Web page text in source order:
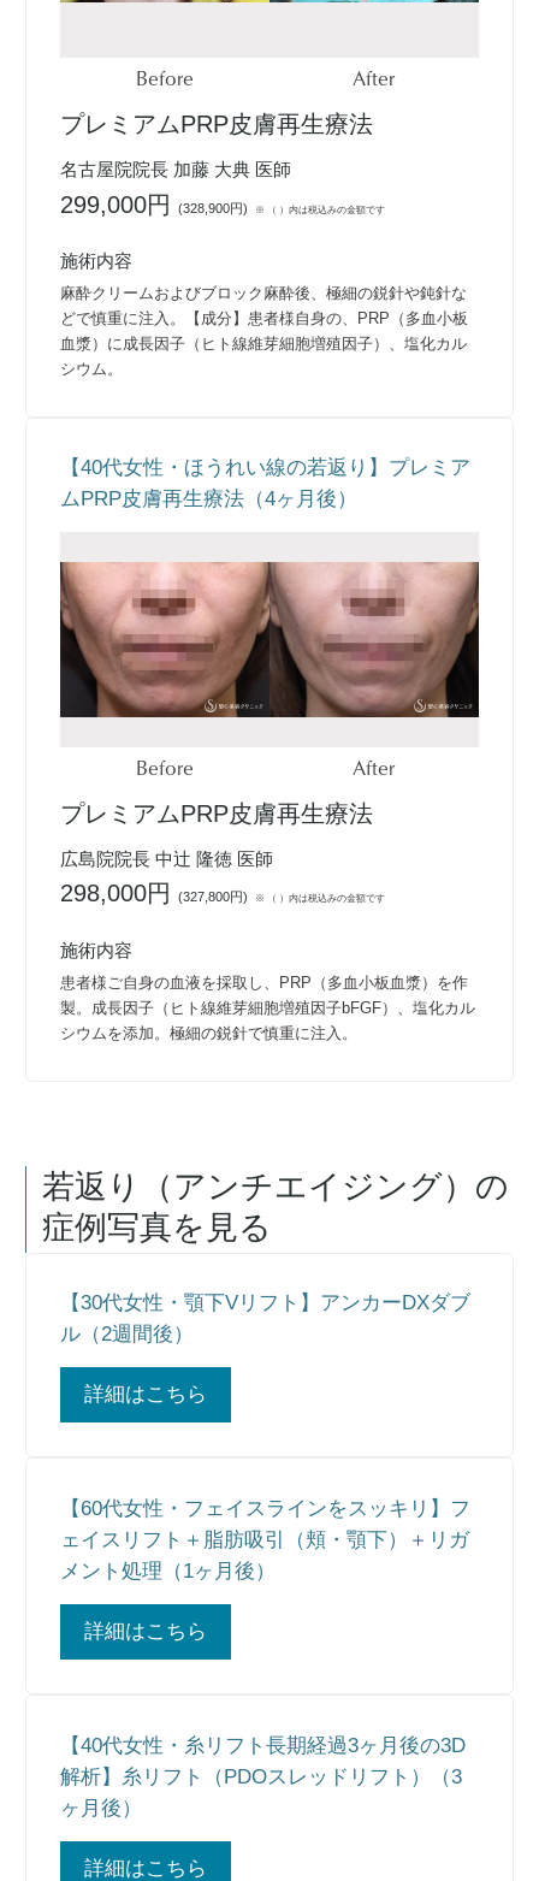
Before After
プレミアムPRP皮膚再生療法
名古屋院院長 加藤 大典 医師
299,000円(328,900円) ※ （ ）内は税込みの金額です
施術内容
麻酔クリームおよびブロック麻酔後、極細の鋭針や鈍針な
どで慎重に注入。【成分】患者様自身の、PRP（多血小板
血漿）に成長因子（ヒト線維芽細胞増殖因子）、塩化カル
シウム。
【40代女性・ほうれい線の若返り】プレミア
ムPRP皮膚再生療法（4ヶ月後）
Before After
プレミアムPRP皮膚再生療法
広島院院長 中辻 隆徳 医師
298,000円(327,800円) ※ （ ）内は税込みの金額です
施術内容
患者様ご自身の血液を採取し、PRP（多血小板血漿）を作
製。成長因子（ヒト線維芽細胞増殖因子bFGF）、塩化カル
シウムを添加。極細の鋭針で慎重に注入。
若返り（アンチエイジング） の
症例写真を見る
【30代女性・顎下Vリフト】アンカーDXダブ
ル（2週間後）
詳細はこちら
【60代女性・フェイスラインをスッキリ】フ
ェイスリフト＋脂肪吸引（頬・顎下）＋リガ
メント処理（1ヶ月後）
詳細はこちら
【40代女性・糸リフト長期経過3ヶ月後の3D
解析】糸リフト（PDOスレッドリフト）（3
ヶ月後）
詳細はこちら